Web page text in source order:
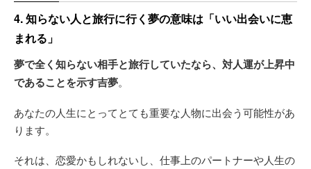
4. 知らない人と旅行に行く夢の意味は「いい出会いに恵
まれる」
夢で全く知らない相手と旅行していたなら、対人運が上昇中
であることを示す吉夢。
あなたの人生にとってとても重要な人物に出会う可能性があ
ります。
それは、恋愛かもしれないし、仕事上のパートナーや人生の